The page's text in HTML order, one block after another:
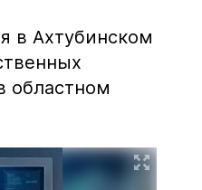
в Ахтубинском
областном